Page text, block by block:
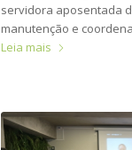
servidora aposentada
manutenção e
Leia mais